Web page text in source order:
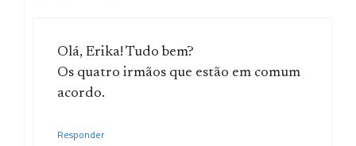
Olá, Erika! Tudo bem?
Os quatro irmãos que estão em comum
acordo.
Responder